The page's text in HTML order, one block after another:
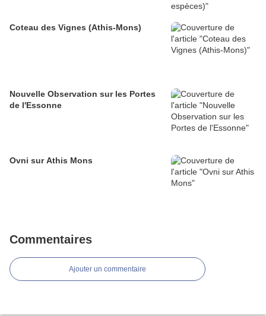
Coteau des Vignes (Athis-Mons)
Nouvelle Observation sur les Portes
de l'Essonne
Ovni sur Athis Mons
Commentaires
Ajouter un commentaire